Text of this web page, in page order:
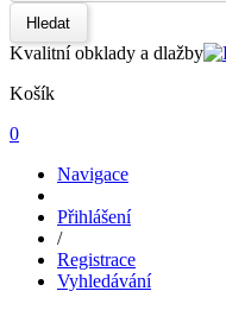
Hledat
Kvalitní obklady a dlažby
Košík
0
Navigace
Přihlášení
/
Registrace
Vyhledávání